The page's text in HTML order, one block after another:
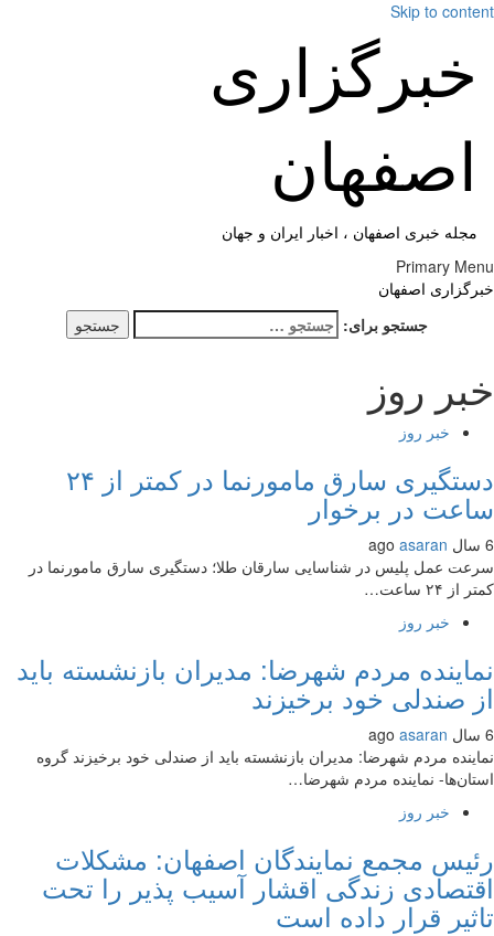
Skip to
خبرگزاری
اصفهان
مجله خبری اصفهان ، اخبار ایران و جهان
Primary
اصفهان
جستجو برای:
روز
خبر روز
دستگیری سارق مامورنما در کمتر از ۲۴
در برخوار
asaran
عمل پلیس در شناسایی سارقان طلا؛ دستگیری سارق مامورنما در
ساعت…
خبر روز
مردم شهرضا: مدیران بازنشسته باید
صندلی خود برخیزند
asaran
مردم شهرضا: مدیران بازنشسته باید از صندلی خود برخیزند گروه
نماینده مردم شهرضا…
خبر روز
مجمع نمایندگان اصفهان: مشکلات
زندگی اقشار آسیب پذیر را تحت
قرار داده است